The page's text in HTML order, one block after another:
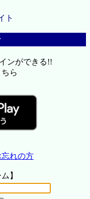
ト
ンができる!!
ら
れの方
】